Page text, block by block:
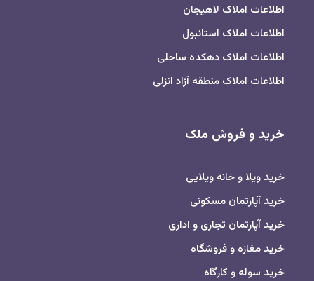
اطلاعات املاک لاهیجان
اطلاعات املاک استانبول
اطلاعات املاک دهکده ساحلی
اطلاعات املاک منطقه آزاد انزلی
خرید و فروش ملک
خرید ویلا و خانه ویلایی
خرید آپارتمان مسکونی
خرید آپارتمان تجاری و اداری
خرید مغازه و فروشگاه
خرید سوله و کارگاه